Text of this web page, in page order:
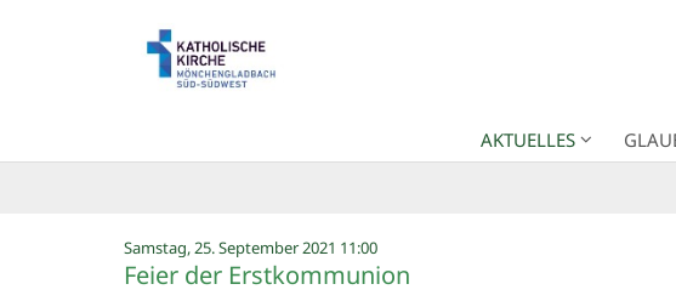
AKTUELLES
Samstag, 25. September 2021 11:00:
Feier der Erstkommunion